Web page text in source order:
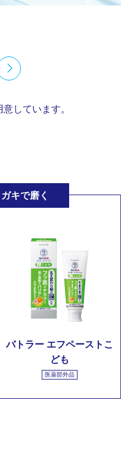
しています。
キで磨く
バトラー エフペーストこ
ども
医薬部外品